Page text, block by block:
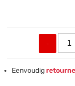
-
Eenvoudig